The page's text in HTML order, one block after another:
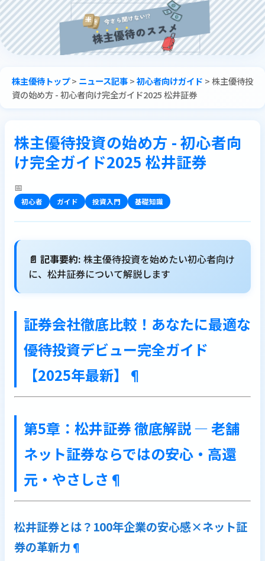
株主優待トップ> ニュース記事>初心者向けガイド >株主優待投
資の始め方 - 初心者向け完全ガイド2025 松井証券
株主優待投資の始め方 - 初心者向
け完全ガイド2025 松井証券
📅
初心者 ガイド 投資入門 基礎知識
📄 記事要約: 株主優待投資を始めたい初心者向け
に、松井証券について解説します
証券会社徹底比較！あなたに最適な
優待投資デビュー完全ガイド
【2025年最新】
¶
第5章：松井証券 徹底解説 ― 老舗
ネット証券ならではの安心・高還
元・やさしさ ¶
松井証券とは？100年企業の安心感×ネット証
券の革新力 ¶